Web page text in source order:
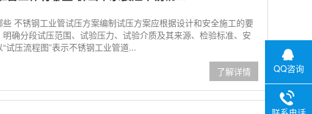
不锈钢工业管试压方案编制试压方案应根据设计和安全施工的要
确分段试压范围、试验压力、试验介质及其来源、检验标准、安
试压流程图”表示不锈钢工业管道...
了解详情
QQ咨询